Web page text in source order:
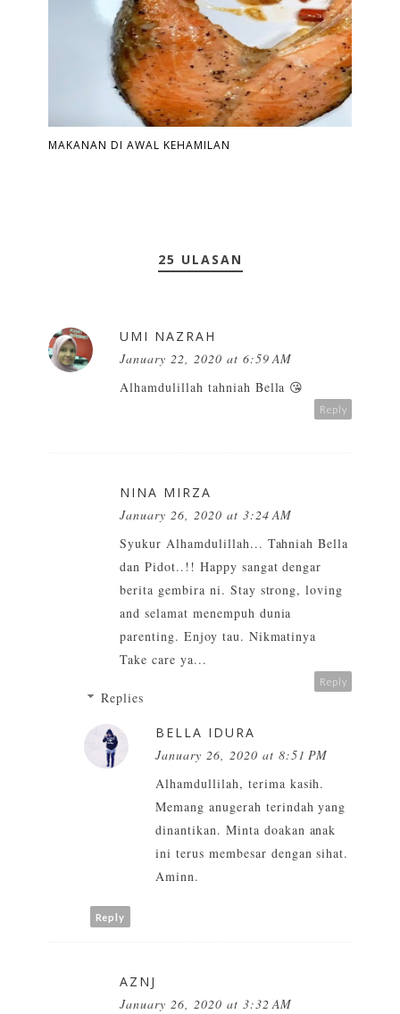
MAKANAN DI AWAL KEHAMILAN
25 ULASAN
UMI NAZRAH
January 22, 2020 at 6:59 AM
Alhamdulillah tahniah Bella 😘
Reply
NINA MIRZA
January 26, 2020 at 3:24 AM
Syukur Alhamdulillah... Tahniah Bella
dan Pidot..!! Happy sangat dengar
berita gembira ni. Stay strong, loving
and selamat menempuh dunia
parenting. Enjoy tau. Nikmatinya
Take care ya...
Reply
Replies
BELLA IDURA
January 26, 2020 at 8:51 PM
Alhamdullilah, terima kasih.
Memang anugerah terindah yang
dinantikan. Minta doakan anak
ini terus membesar dengan sihat.
Aminn.
Reply
AZNJ
January 26, 2020 at 3:32 AM